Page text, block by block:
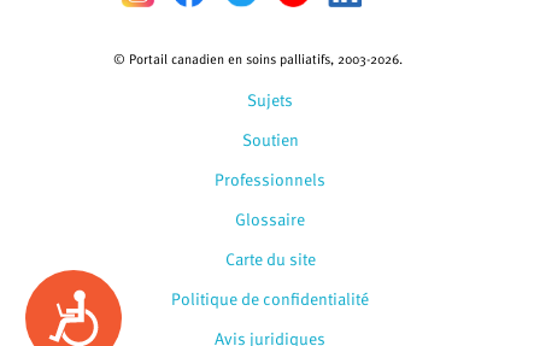
Accessibility
Sujets
Soutien
Professionnels
Glossaire
© Portail canadien en soins palliatifs, 2003-2026.
Carte du site
Politique de confidentialité
Avis juridiques